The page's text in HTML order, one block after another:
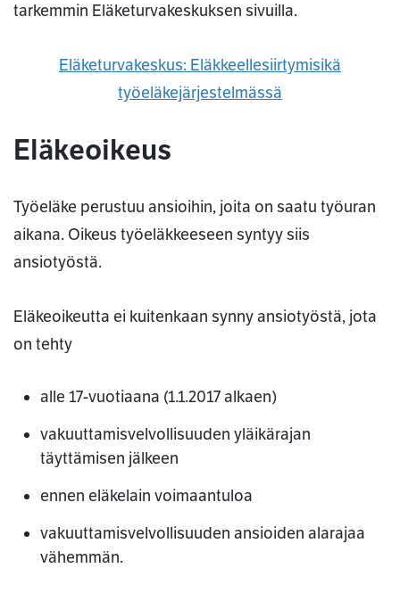
tarkemmin Eläketurvakeskuksen sivuilla.
Eläketurvakeskus: Eläkkeellesiirtymisikä
työeläkejärjestelmässä
Eläkeoikeus
Työeläke perustuu ansioihin, joita on saatu työuran
aikana. Oikeus työeläkkeeseen syntyy siis
ansiotyöstä.
Eläkeoikeutta ei kuitenkaan synny ansiotyöstä, jota
on tehty
alle 17-vuotiaana (1.1.2017 alkaen)
vakuuttamisvelvollisuuden yläikärajan
täyttämisen jälkeen
ennen eläkelain voimaantuloa
vakuuttamisvelvollisuuden ansioiden alarajaa
vähemmän.